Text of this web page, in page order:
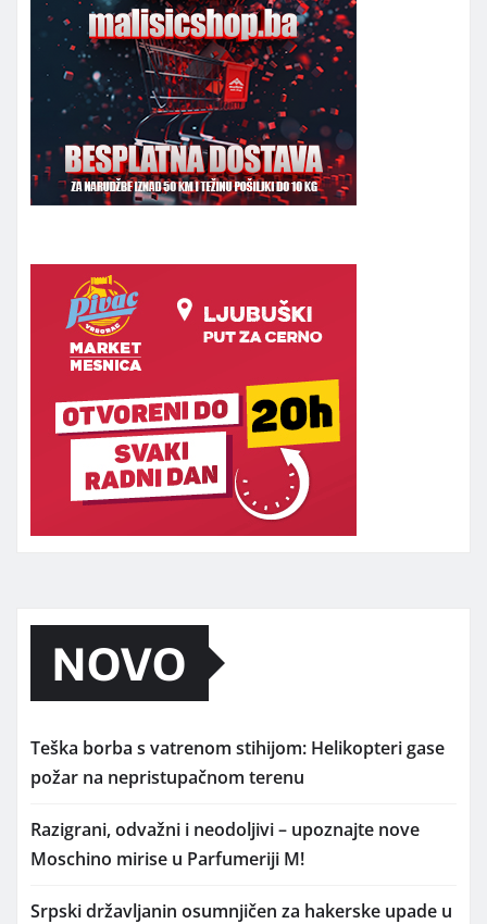
NOVO
Teška borba s vatrenom stihijom: Helikopteri gase
požar na nepristupačnom terenu
Razigrani, odvažni i neodoljivi – upoznajte nove
Moschino mirise u Parfumeriji M!
Srpski državljanin osumnjičen za hakerske upade u